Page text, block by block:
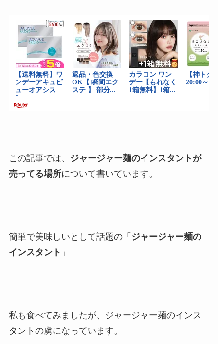
この記事では、
ジャージャー麺のインスタントが
売ってる場所について書いています。
簡単で美味しいとして話題の「 ジャージャー麺の
インスタント 」
私も食べてみましたが、ジャージャー麺のインス
タントの虜になっています。